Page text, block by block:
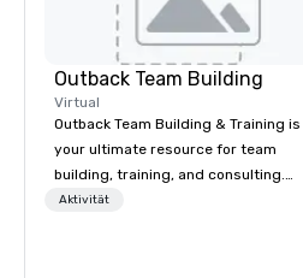
Outback Team Building
Virtual
Outback Team Building & Training is
your ultimate resource for team
building, training, and consulting.
Recommended by over 30,000+
Aktivität